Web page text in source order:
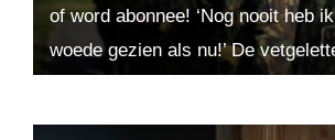
of word abonnee! ‘Nog nooit heb
woede gezien als nu!’ De